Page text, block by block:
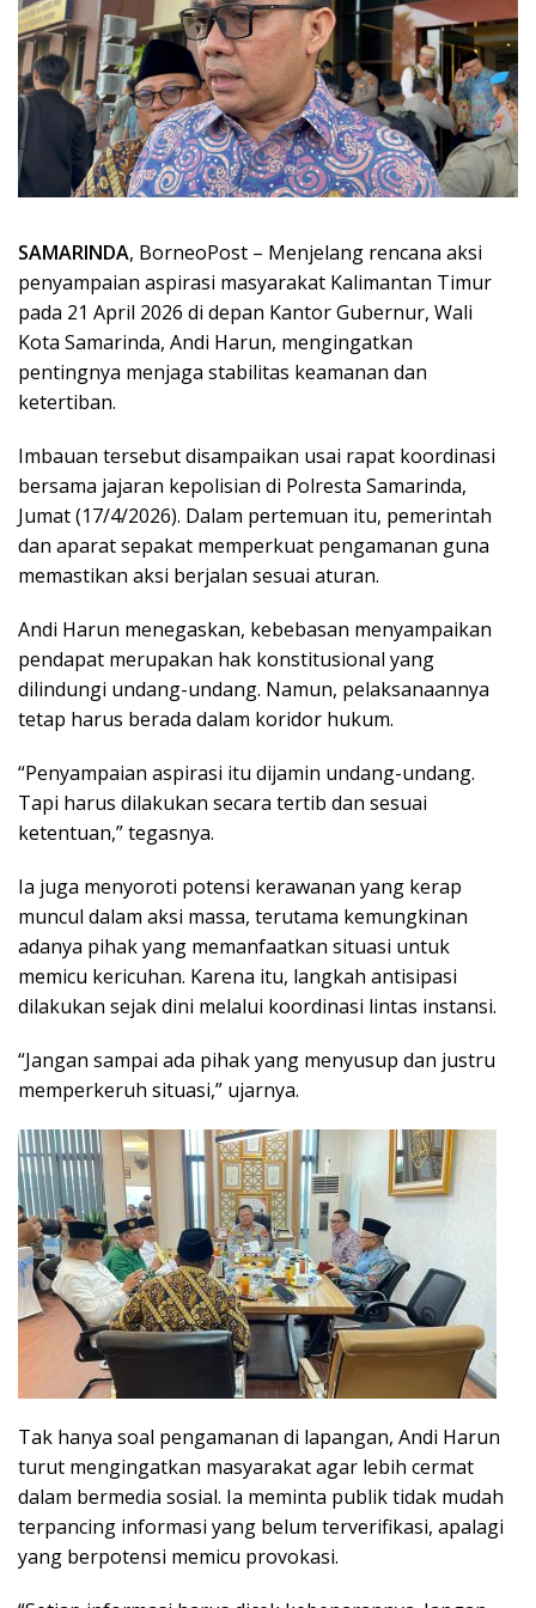
SAMARINDA, BorneoPost – Menjelang rencana aksi
penyampaian aspirasi masyarakat Kalimantan Timur
pada 21 April 2026 di depan Kantor Gubernur, Wali
Kota Samarinda, Andi Harun, mengingatkan
pentingnya menjaga stabilitas keamanan dan
ketertiban.
Imbauan tersebut disampaikan usai rapat koordinasi
bersama jajaran kepolisian di Polresta Samarinda,
Jumat (17/4/2026). Dalam pertemuan itu, pemerintah
dan aparat sepakat memperkuat pengamanan guna
memastikan aksi berjalan sesuai aturan.
Andi Harun menegaskan, kebebasan menyampaikan
pendapat merupakan hak konstitusional yang
dilindungi undang-undang. Namun, pelaksanaannya
tetap harus berada dalam koridor hukum.
“Penyampaian aspirasi itu dijamin undang-undang.
Tapi harus dilakukan secara tertib dan sesuai
ketentuan,” tegasnya.
Ia juga menyoroti potensi kerawanan yang kerap
muncul dalam aksi massa, terutama kemungkinan
adanya pihak yang memanfaatkan situasi untuk
memicu kericuhan. Karena itu, langkah antisipasi
dilakukan sejak dini melalui koordinasi lintas instansi.
“Jangan sampai ada pihak yang menyusup dan justru
memperkeruh situasi,” ujarnya.
Tak hanya soal pengamanan di lapangan, Andi Harun
turut mengingatkan masyarakat agar lebih cermat
dalam bermedia sosial. Ia meminta publik tidak mudah
terpancing informasi yang belum terverifikasi, apalagi
yang berpotensi memicu provokasi.